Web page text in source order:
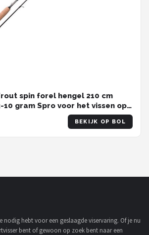
spin forel hengel 210 cm
gram Spro voor het vissen op
BEKIJK OP BOL
nodig hebt voor een geslaagde viservaring. Of je nu
bent of gewoon op zoek bent naar een